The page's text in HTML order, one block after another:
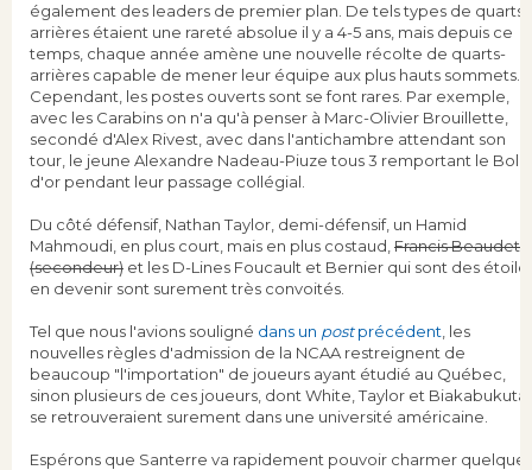
également des leaders de premier plan. De tels types de quarts-
arrières étaient une rareté absolue il y a 4-5 ans, mais depuis ce
temps, chaque année amène une nouvelle récolte de quarts-
arrières capable de mener leur équipe aux plus hauts sommets.
Cependant, les postes ouverts sont se font rares. Par exemple,
avec les Carabins on n'a qu'à penser à Marc-Olivier Brouillette,
secondé d'Alex Rivest, avec dans l'antichambre attendant son
tour, le jeune Alexandre Nadeau-Piuze tous 3 remportant le Bol
d'or pendant leur passage collégial.
Du côté défensif, Nathan Taylor, demi-défensif, un Hamid
Mahmoudi, en plus court, mais en plus costaud, Francis Beaudet
(secondeur) et les D-Lines Foucault et Bernier qui sont des
en devenir sont surement très convoités.
Tel que nous l'avions souligné dans un postprécédent , les
nouvelles règles d'admission de la NCAA restreignent de
beaucoup "l'importation" de joueurs ayant étudié au Québec,
sinon plusieurs de ces joueurs, dont White, Taylor et Biakabukuta
se retrouveraient surement dans une université américaine.
Espérons que Santerre va rapidement pouvoir charmer